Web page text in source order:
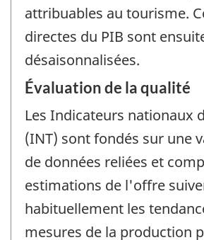
attribuables au tourisme.
directes du PIB sont
désaisonnalisées.
Évaluation de la qualité
Les Indicateurs nationaux
(INT) sont fondés sur une
de données reliées et
estimations de l'offre
habituellement les
mesures de la production